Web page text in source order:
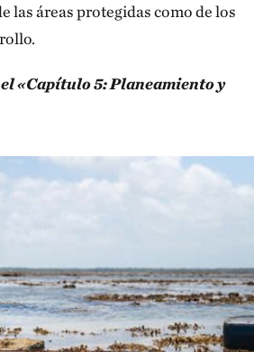
las áreas protegidas como de los
«Capítulo 5: Planeamiento y